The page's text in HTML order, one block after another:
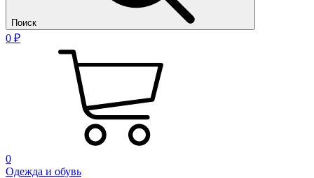
Поиск
0 ₽
0
Одежда и обувь